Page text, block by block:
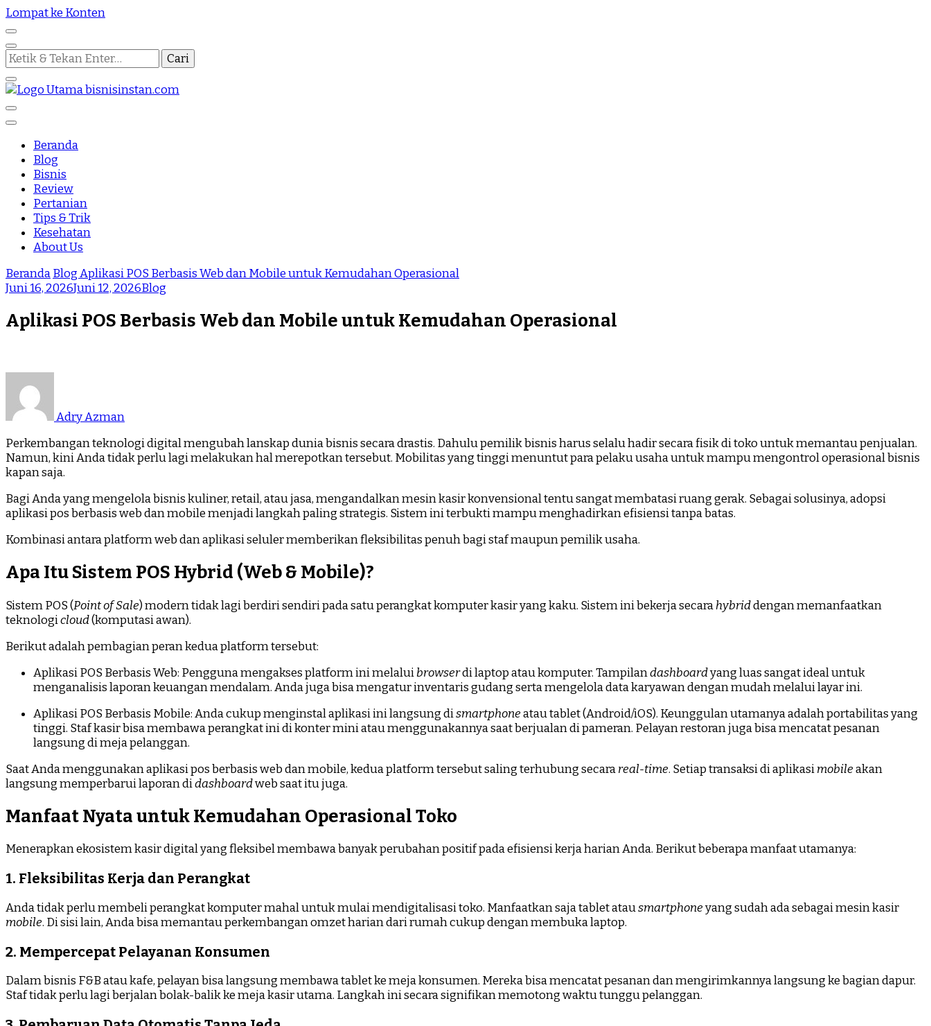
Lompat ke Konten
Mencari
Sesuatu?
Bisnis Instan
Beranda
Blog
Bisnis
Review
Pertanian
Tips & Trik
Kesehatan
About Us
BerandaBlogAplikasi POS Berbasis Web dan Mobile untuk Kemudahan Operasional
Juni 16, 2026Juni 12, 2026Blog
Aplikasi POS Berbasis Web dan Mobile untuk Kemudahan Operasional
Adry Azman
Perkembangan teknologi digital mengubah lanskap dunia bisnis secara drastis. Dahulu pemilik bisnis harus selalu hadir secara fisik di toko untuk memantau penjualan.
Namun, kini Anda tidak perlu lagi melakukan hal merepotkan tersebut. Mobilitas yang tinggi menuntut para pelaku usaha untuk mampu mengontrol operasional bisnis
kapan saja.
Bagi Anda yang mengelola bisnis kuliner, retail, atau jasa, mengandalkan mesin kasir konvensional tentu sangat membatasi ruang gerak. Sebagai solusinya, adopsi
aplikasi pos berbasis web dan mobile menjadi langkah paling strategis. Sistem ini terbukti mampu menghadirkan efisiensi tanpa batas.
Kombinasi antara platform web dan aplikasi seluler memberikan fleksibilitas penuh bagi staf maupun pemilik usaha.
Apa Itu Sistem POS Hybrid (Web & Mobile)?
Sistem POS (Point of Sale) modern tidak lagi berdiri sendiri pada satu perangkat komputer kasir yang kaku. Sistem ini bekerja secarahybriddengan memanfaatkan
teknologicloud(komputasi awan).
Berikut adalah pembagian peran kedua platform tersebut:
Aplikasi POS Berbasis Web: Pengguna mengakses platform ini melaluibrowserdi laptop atau komputer. Tampilandashboardyang luas sangat ideal untuk
menganalisis laporan keuangan mendalam. Anda juga bisa mengatur inventaris gudang serta mengelola data karyawan dengan mudah melalui layar ini.
Aplikasi POS Berbasis Mobile: Anda cukup menginstal aplikasi ini langsung dismartphoneatau tablet (Android/iOS). Keunggulan utamanya adalah portabilitas yang
tinggi. Staf kasir bisa membawa perangkat ini di konter mini atau menggunakannya saat berjualan di pameran. Pelayan restoran juga bisa mencatat pesanan
langsung di meja pelanggan.
Saat Anda menggunakan aplikasi pos berbasis web dan mobile, kedua platform tersebut saling terhubung secarareal-time. Setiap transaksi di aplikasimobileakan
langsung memperbarui laporan didashboardweb saat itu juga.
Manfaat Nyata untuk Kemudahan Operasional Toko
Menerapkan ekosistem kasir digital yang fleksibel membawa banyak perubahan positif pada efisiensi kerja harian Anda. Berikut beberapa manfaat utamanya:
1. Fleksibilitas Kerja dan Perangkat
Anda tidak perlu membeli perangkat komputer mahal untuk mulai mendigitalisasi toko. Manfaatkan saja tablet atausmartphoneyang sudah ada sebagai mesin kasir
mobile. Di sisi lain, Anda bisa memantau perkembangan omzet harian dari rumah cukup dengan membuka laptop.
2. Mempercepat Pelayanan Konsumen
Dalam bisnis F&B atau kafe, pelayan bisa langsung membawa tablet ke meja konsumen. Mereka bisa mencatat pesanan dan mengirimkannya langsung ke bagian dapur.
Staf tidak perlu lagi berjalan bolak-balik ke meja kasir utama. Langkah ini secara signifikan memotong waktu tunggu pelanggan.